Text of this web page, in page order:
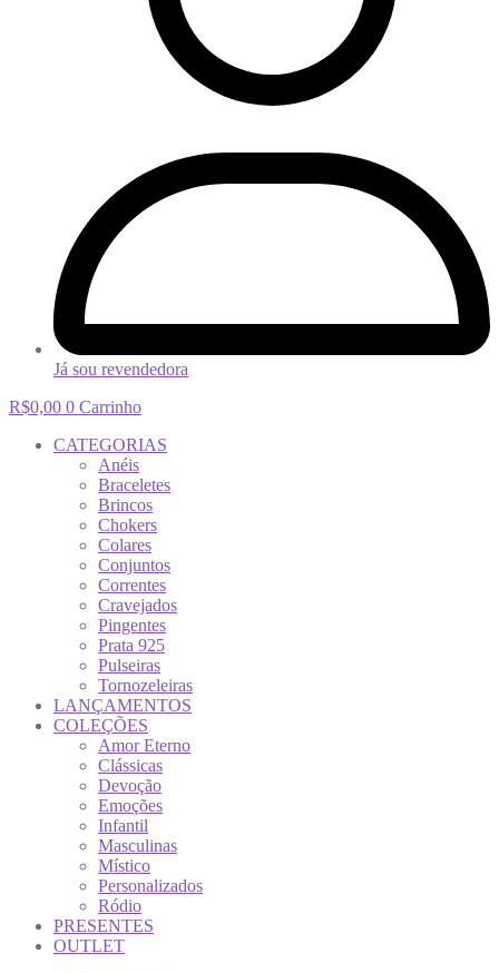
Já sou revendedora
R$0,00 0 Carrinho
CATEGORIAS
Anéis
Braceletes
Brincos
Chokers
Colares
Conjuntos
Correntes
Cravejados
Pingentes
Prata 925
Pulseiras
Tornozeleiras
LANÇAMENTOS
COLEÇÕES
Amor Eterno
Clássicas
Devoção
Emoções
Infantil
Masculinas
Místico
Personalizados
Ródio
PRESENTES
OUTLET